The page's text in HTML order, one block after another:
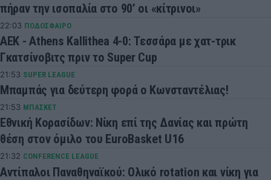
πήραν την ισοπαλία στο 90’ οι «κίτρινοι»
22:03 ΠΟΔΟΣΦΑΙΡΟ
ΑΕΚ - Athens Kallithea 4-0: Τεσσάρα με χατ-τρικ
Γκατσίνοβιτς πριν το Super Cup
21:53 SUPER LEAGUE
Μπαμπάς για δεύτερη φορά ο Κωνσταντέλιας!
21:53 ΜΠΑΣΚΕΤ
Εθνική Κορασίδων: Νίκη επί της Δανίας και πρώτη
θέση στον όμιλο του EuroBasket U16
21:32 CONFERENCE LEAGUE
Αντίπαλοι Παναθηναϊκού: Ολικό rotation και νίκη για